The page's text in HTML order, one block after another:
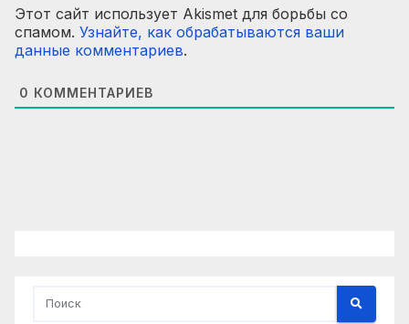
Этот сайт использует Akismet для борьбы со
спамом. Узнайте, как обрабатываются ваши
данные комментариев.
0 КОММЕНТАРИЕВ